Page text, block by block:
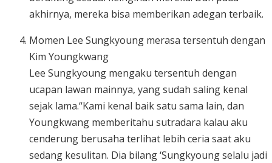
akhirnya, mereka bisa memberikan adegan terbaik.
Momen Lee Sungkyoung merasa tersentuh dengan
Kim Youngkwang
Lee Sungkyoung mengaku tersentuh dengan
ucapan lawan mainnya, yang sudah saling kenal
sejak lama.“Kami kenal baik satu sama lain, dan
Youngkwang memberitahu sutradara kalau aku
cenderung berusaha terlihat lebih ceria saat aku
sedang kesulitan. Dia bilang ‘Sungkyoung selalu jadi